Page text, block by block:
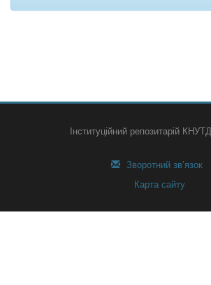
Інституційний репозитарій
Зворотний зв’язок
Карта сайту